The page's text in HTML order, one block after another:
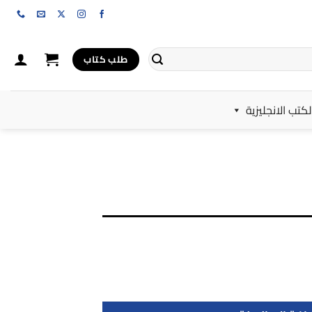
طلب كتاب
الانجليزية